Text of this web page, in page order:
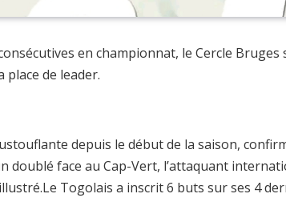
en championnat, le Cercle Bruges
place de leader.
depuis le début de la saison,
doublé face au Cap-Vert, l’attaquant
Togolais a inscrit 6 buts sur ses 4